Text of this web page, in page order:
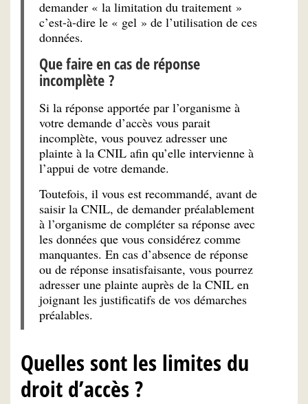
demander « la limitation du traitement »
c’est-à-dire le « gel » de l’utilisation de ces
données.
Que faire en cas de réponse
incomplète ?
Si la réponse apportée par l’organisme à
votre demande d’accès vous parait
incomplète, vous pouvez adresser une
plainte à la CNIL afin qu’elle intervienne à
l’appui de votre demande.
Toutefois, il vous est recommandé, avant de
saisir la CNIL, de demander préalablement
à l’organisme de compléter sa réponse avec
les données que vous considérez comme
manquantes. En cas d’absence de réponse
ou de réponse insatisfaisante, vous pourrez
adresser une plainte auprès de la CNIL en
joignant les justificatifs de vos démarches
préalables.
Quelles sont les limites du
droit d’accès ?